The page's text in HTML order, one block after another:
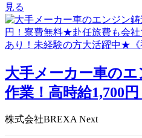
見る
大手メーカー車の
作業！高時給1,700
株式会社BREXA Next